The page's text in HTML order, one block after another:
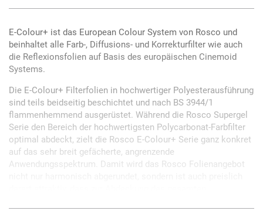
E-Colour+ ist das European Colour System von Rosco und
beinhaltet alle Farb-, Diffusions- und Korrekturfilter wie auch
die Reflexionsfolien auf Basis des europäischen Cinemoid
Systems.
Die E-Colour+ Filterfolien in hochwertiger Polyesterausführung
sind teils beidseitig beschichtet und nach BS 3944/1
flammenhemmend ausgerüstet. Während die Rosco Supergel
Serie den Bereich der hochwertigsten Polycarbonat-Farbfilter
optimal abdeckt, zielt die Rosco E-Colour+ Serie ganz konkret
auf das sehr breit gefächerte, angrenzende
Anwendungsspektrum. Damit wird das Rosco Folienangebot